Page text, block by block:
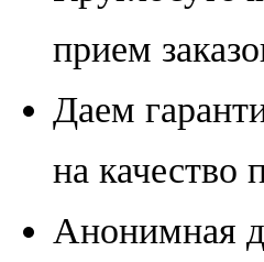
прием
Даем
на качество
Анонимная